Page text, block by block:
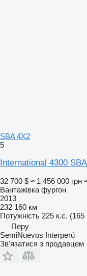
SBA 4X2
5
International 4300
32 700 $ ≈ 1 456 000 грн
Вантажівка фургон
2013
232 160 км
Потужність 225 к.с. (165
Перу
SemiNuevos Interperú
Зв'язатися з продавцем